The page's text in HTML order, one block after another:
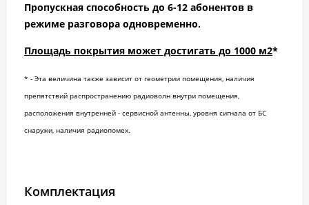
Пропускная способность до 6-12 абонентов в
режиме разговора одновременно.
Площадь покрытия может достигать до 1000 м2*
* - Эта величина также зависит от геометрии помещения, наличия
препятствий распространению радиоволн внутри помещения,
расположения внутренней - сервисной антенны, уровня сигнала от БС
снаружи, наличия радиопомех.
Комплектация